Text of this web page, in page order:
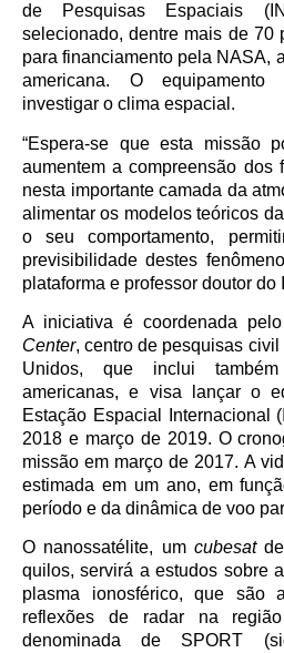
de Pesquisas Espaciais
selecionado, dentre mais de 70
para financiamento pela NASA,
americana. O
investigar o clima espacial.
“Espera-se que esta missão
aumentem a compreensão dos
nesta importante camada da
alimentar os modelos teóricos
o seu comportamento,
previsibilidade destes
plataforma e professor doutor do
A iniciativa é coordenada pelo
Center, centro de pesquisas
Unidos, que inclui também
americanas, e visa lançar o
Estação Espacial Internacional
2018 e março de 2019. O
missão em março de 2017. A
estimada em um ano, em
período e da dinâmica de voo
O nanossatélite, um cubesat
quilos, servirá a estudos sobre
plasma ionosférico, que são
reflexões de radar na
denominada de SPORT